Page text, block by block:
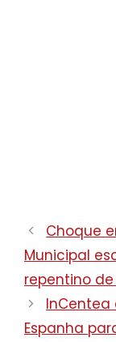
Choque
Municipal
repentino
InCentea
Espanha